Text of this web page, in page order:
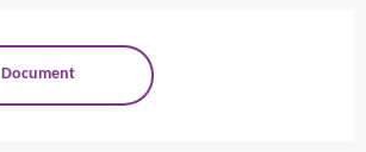
Document